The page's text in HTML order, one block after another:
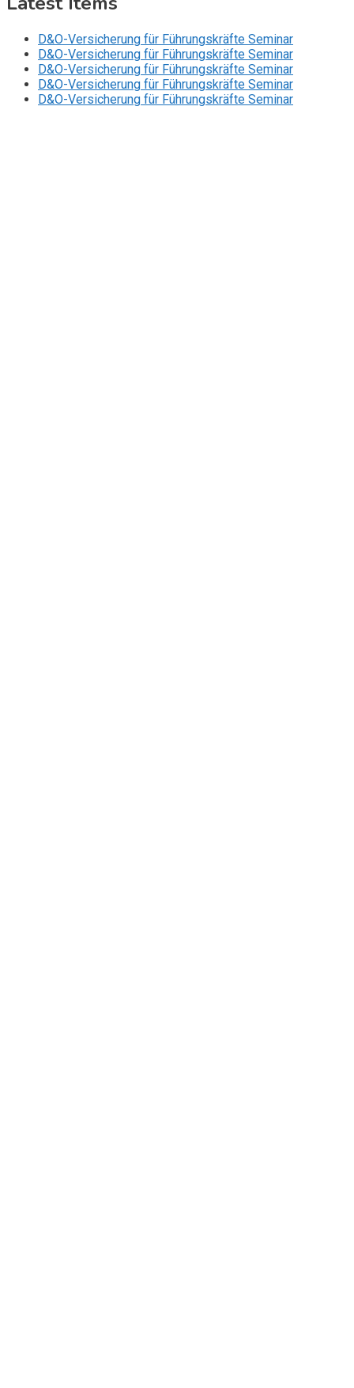
D&O-Versicherung für Führungskräfte Seminar
D&O-Versicherung für Führungskräfte Seminar
D&O-Versicherung für Führungskräfte Seminar
D&O-Versicherung für Führungskräfte Seminar
D&O-Versicherung für Führungskräfte Seminar